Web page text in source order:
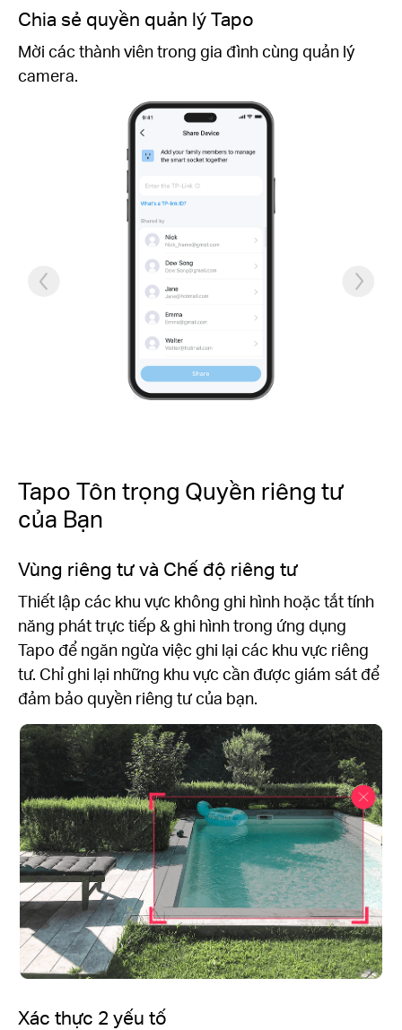
Tapo
gia đình cùng quản lý
Dễ dàng thiết lập
Thực hiện theo hướng
Tapo Tôn trọng Quyền riêng tư
của Bạn
Vùng riêng tư và Chế độ riêng tư
Thiết lập các khu vực không ghi hình hoặc tắt tính
năng phát trực tiếp & ghi hình trong ứng dụng
Tapo để ngăn ngừa việc ghi lại các khu vực riêng
tư. Chỉ ghi lại những khu vực cần được giám sát để
đảm bảo quyền riêng tư của bạn.
Xác thực 2 yếu tố